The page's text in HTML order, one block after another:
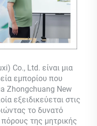
Co., Ltd. είναι μια
εμπορίου που
Zhongchuang New
εξειδικεύεται στις
το δυνατό
της μητρικής